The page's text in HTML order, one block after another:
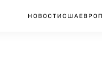
НОВОСТИ США